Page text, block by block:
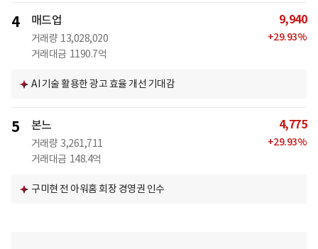
4 매드업
거래량 13,028,020
거래대금 1190.7억
9,940
+29.93%
AI 기술 활용한 광고 효율 개선 기대감
5 본느
거래량 3,261,711
거래대금 148.4억
4,775
+29.93%
구미현 전 아워홈 회장 경영권 인수